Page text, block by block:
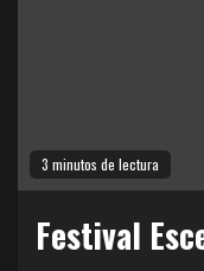
3 minutos de lectura
Festival